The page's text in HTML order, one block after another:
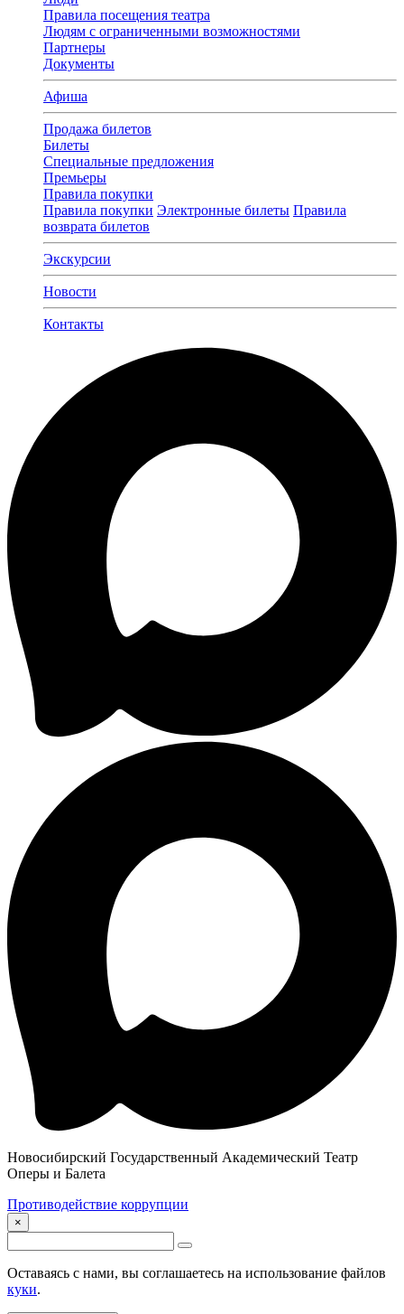
Правила посещения театра
Людям с ограниченными возможностями
Партнеры
Документы
Афиша
Продажа билетов
Билеты
Специальные предложения
Премьеры
Правила покупки
Правила покупки Электронные билеты Правила
возврата билетов
Экскурсии
Новости
Контакты
Новосибирский Государственный Академический Театр
Оперы и Балета
Противодействие коррупции
×
Оставаясь с нами, вы соглашаетесь на использование файлов
куки.